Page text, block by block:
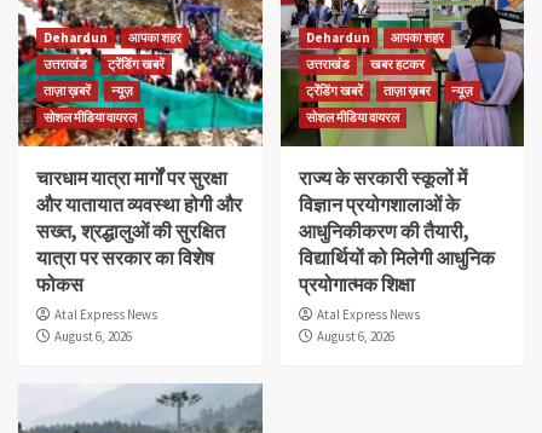
Dehardun
आपका शहर
उत्तराखंड
ट्रेंडिंग खबरें
ताज़ा ख़बरें
न्यूज़
सोशल मीडिया वायरल
चारधाम यात्रा मार्गों पर सुरक्षा
और यातायात व्यवस्था होगी और
सख्त, श्रद्धालुओं की सुरक्षित
यात्रा पर सरकार का विशेष
फोकस
Atal Express News
August 6, 2026
Dehardun
आपका शहर
उत्तराखंड
खबर हटकर
ट्रेंडिंग खबरें
ताज़ा ख़बर
न्यूज़
सोशल मीडिया वायरल
राज्य के सरकारी स्कूलों में
विज्ञान प्रयोगशालाओं के
आधुनिकीकरण की तैयारी,
विद्यार्थियों को मिलेगी आधुनिक
प्रयोगात्मक शिक्षा
Atal Express News
August 6, 2026